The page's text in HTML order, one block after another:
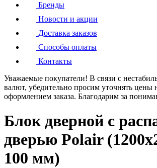
Бренды
Новости и акции
Доставка заказов
Способы оплаты
Контакты
Уважаемые покупатели! В связи с
валют, убедительно просим уточнять цены
оформлением заказа. Благодарим за
Блок дверной с
дверью Polair
100 мм)